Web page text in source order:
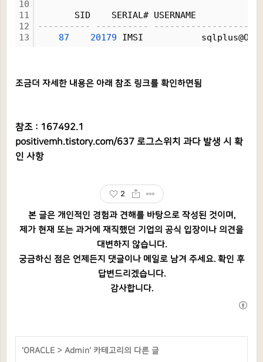
10
11
12
13
SID    SERIAL# USERNAME
---------- ----------
87
20179 IMSI
조금더 자세한 내용은 아래 참조 링크를 확인하면됨
참조 : 167492.1
positivemh.tistory.com/637 로그스위치 과다 발생 시 확
인 사항
2
본 글은 개인적인 경험과 견해를 바탕으로 작성된 것이며,
제가 현재 또는 과거에 재직했던 기업의 공식 입장이나 의견을
대변하지 않습니다.
궁금하신 점은 언제든지 댓글이나 메일로 남겨 주세요. 확인 후
답변드리겠습니다.
감사합니다.
'ORACLE > Admin' 카테고리의 다른 글